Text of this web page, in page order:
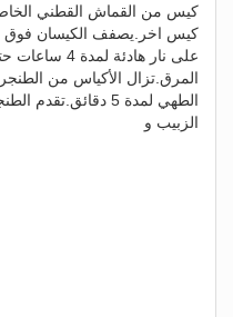
كيس من القماش القطني
كيس اخر.يصفف الكيسان فوق
على نار
المرق.تزال الأكياس من
الطهي لمدة 5
الزبيب و